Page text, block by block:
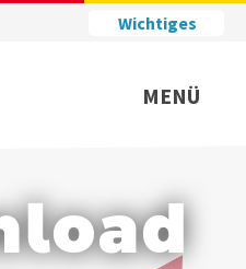
Wichtiges
MENÜ